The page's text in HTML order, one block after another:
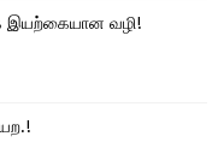
இயற்கையான வழி!